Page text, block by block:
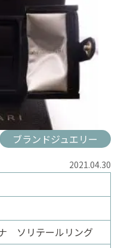
ブランドジュエリー
2021.04.30
ソリテールリング